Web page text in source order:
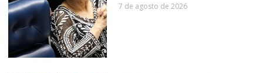
7 de agosto de 2026